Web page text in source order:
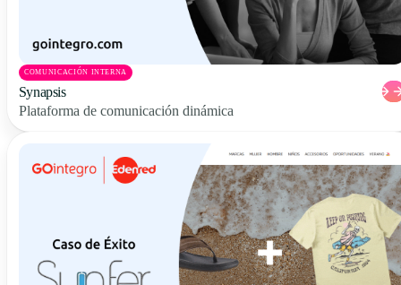
COMUNICACIÓN INTERNA
Synapsis
Plataforma de comunicación dinámica